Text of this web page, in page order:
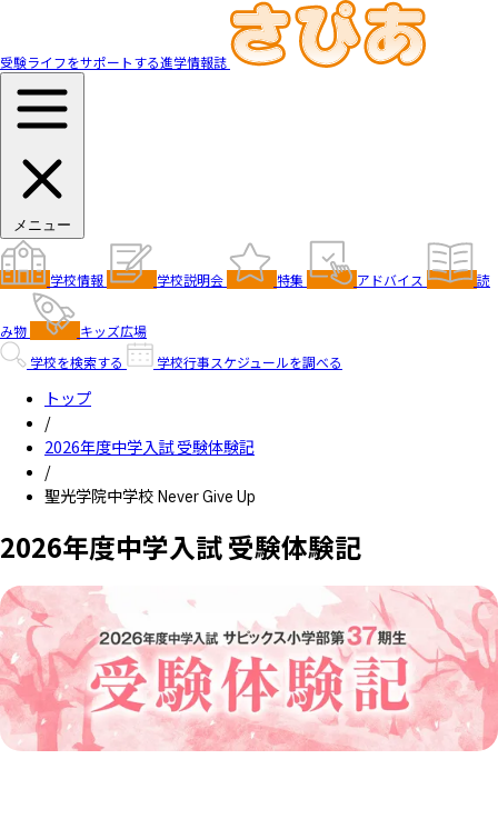
受験ライフをサポートする進学情報誌
メニュー
学校情報 学校説明会 特集 アドバイス 読
み物
キッズ広場
学校を検索する
学校行事スケジュールを調べる
トップ
/
2026年度中学入試 受験体験記
/
聖光学院中学校 Never Give Up
2026年度中学入試 受験体験記